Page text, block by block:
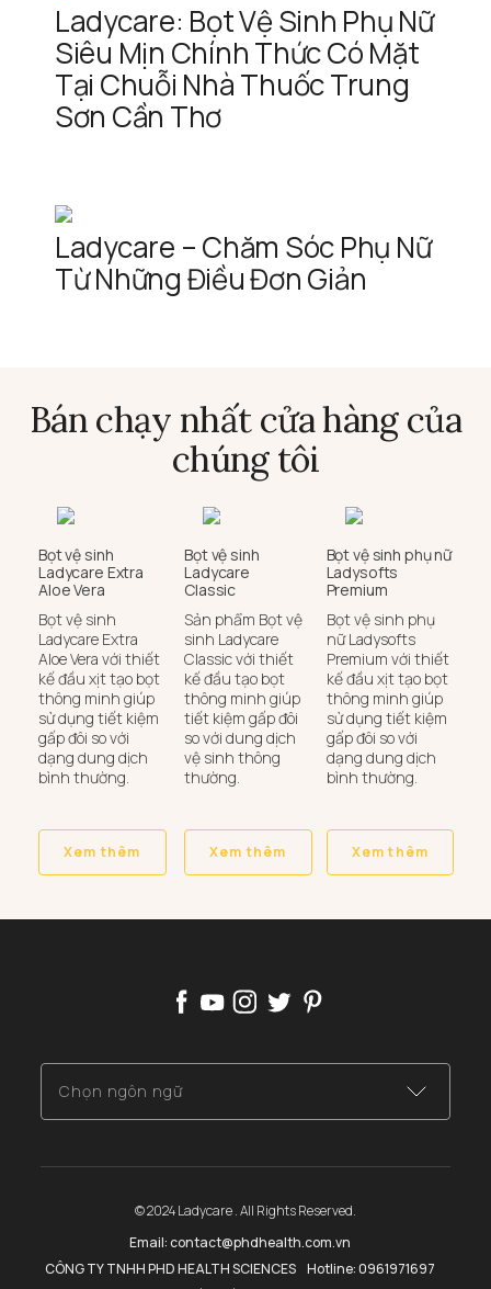
Ladycare: Bọt Vệ Sinh Phụ Nữ
Siêu Mịn Chính Thức Có Mặt
Tại Chuỗi Nhà Thuốc Trung
Sơn Cần Thơ
Ladycare – Chăm Sóc Phụ Nữ
Từ Những Điều Đơn Giản
Bán chạy nhất cửa hàng của
chúng tôi
Bọt vệ sinh
Ladycare Extra
Aloe Vera
Bọt vệ sinh
Ladycare Extra
Aloe Vera với thiết
kế đầu xịt tạo bọt
thông minh giúp
sử dụng tiết kiệm
gấp đôi so với
dạng dung dịch
bình thường.
Xem thêm
Bọt vệ sinh
Ladycare
Classic
Sản phẩm Bọt vệ
sinh Ladycare
Classic với thiết
kế đầu tạo bọt
thông minh giúp
tiết kiệm gấp đôi
so với dung dịch
vệ sinh thông
thường.
Xem thêm
Bọt vệ sinh phụ nữ
Ladysofts
Premium
Bọt vệ sinh phụ
nữ Ladysofts
Premium với thiết
kế đầu xịt tạo bọt
thông minh giúp
sử dụng tiết kiệm
gấp đôi so với
dạng dung dịch
bình thường.
Xem thêm
Chọn ngôn ngữ
© 2024 Ladycare . All Rights Reserved.
Email: contact@phdhealth.com.vn
CÔNG TY TNHH PHD HEALTH SCIENCES Hotline: 0961971697